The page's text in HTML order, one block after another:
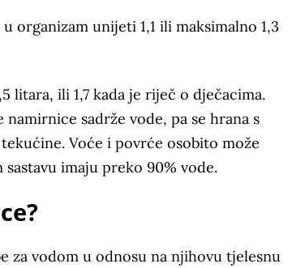
organizam unijeti 1,1 ili maksimalno 1,3
litara, ili 1,7 kada je riječ o dječacima.
sadrže vode, pa se hrana s
Voće i povrće osobito može
imaju preko 90% vode.
za vodom u odnosu na njihovu tjelesnu